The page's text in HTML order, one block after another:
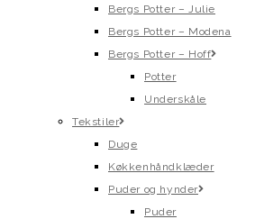
Bergs Potter – Julie
Bergs Potter – Modena
Bergs Potter – Hoff
Potter
Underskåle
Tekstiler
Duge
Køkkenhåndklæder
Puder og hynder
Puder